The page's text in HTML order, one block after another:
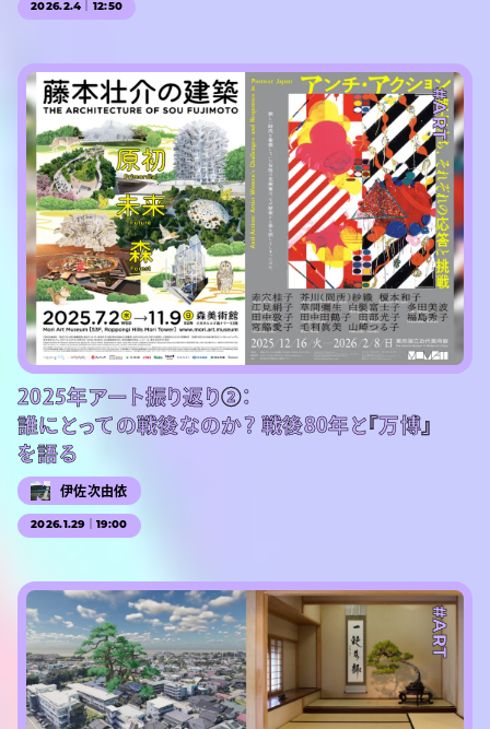
2026.2.4｜12:50
#ART
2025年アート振り返り②：
誰にとっての戦後なのか？ 戦後80年と『万博』
を語る
伊佐次由依
2026.1.29｜19:00
#PR
#ART